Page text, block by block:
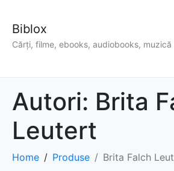
Biblox
Cărți, filme, ebooks, audiobooks, muzică
Autori: Brita
Leutert
Home Produse Brita Falch